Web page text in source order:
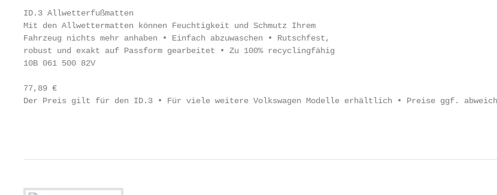
ID.3 Allwetterfußmatten
Mit den Allwettermatten können Feuchtigkeit und Schmutz Ihrem
Fahrzeug nichts mehr anhaben • Einfach abzuwaschen • Rutschfest,
robust und exakt auf Passform gearbeitet • Zu 100% recyclingfähig
10B 061 500 82V
77,89 €
Der Preis gilt für den ID.3 • Für viele weitere Volkswagen Modelle erhältlich • Preise ggf.